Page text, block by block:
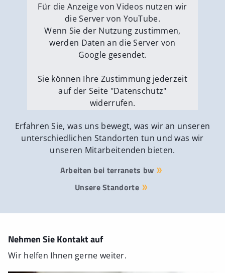
Externe Medien erlauben
Für die Anzeige von Videos nutzen wir
die Server von YouTube.
Wenn Sie der Nutzung zustimmen,
werden Daten an die Server von
Google gesendet.
Sie können Ihre Zustimmung jederzeit
auf der Seite "Datenschutz"
widerrufen.
Externe Medien erlauben
Erfahren Sie, was uns bewegt, was wir an unseren
unterschiedlichen Standorten tun und was wir
unseren Mitarbeitenden bieten.
Arbeiten bei terranets bw
Unsere Standorte
Nehmen Sie Kontakt auf
Wir helfen Ihnen gerne weiter.